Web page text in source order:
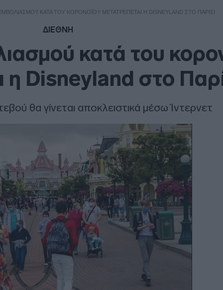
ΚΑΤΆ ΤΟΥ ΚΟΡΟΝΟΪΟΎ ΜΕΤΑΤΡΈΠΕΤΑΙ Η DISNEYLAND ΣΤΟ ΠΑΡΊΣΙ
ΔΙΕΘΝΗ
κατά του
η Disneyland στο
θα γίνεται αποκλειστικά μέσω Ίντερνετ